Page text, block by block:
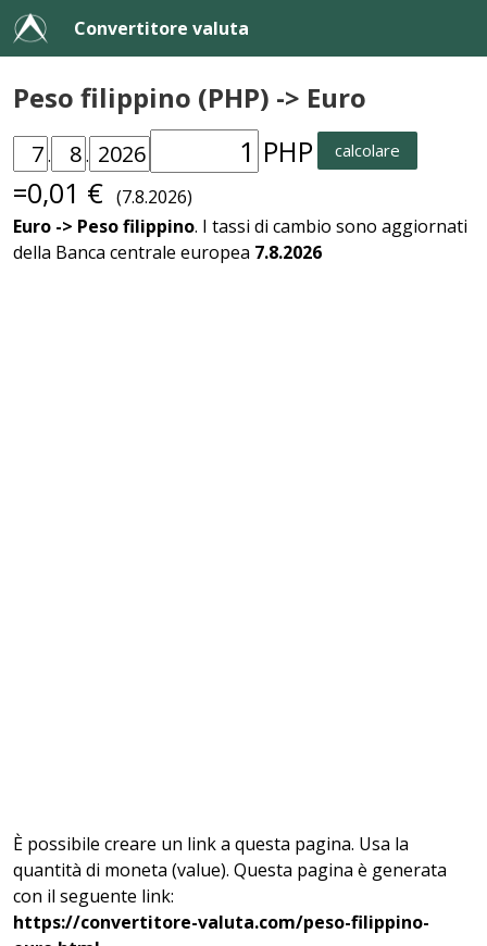
Convertitore valuta
Peso filippino (PHP) -> Euro
. . PHP calcolare
=0,01 € (7.8.2026)
Euro -> Peso filippino. I tassi di cambio sono aggiornati
della Banca centrale europea 7.8.2026
È possibile creare un link a questa pagina. Usa la
quantità di moneta (value). Questa pagina è generata
con il seguente link:
https://convertitore-valuta.com/peso-filippino-